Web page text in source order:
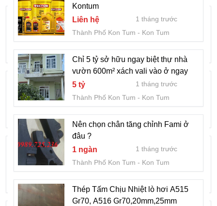
Bán thùng nhựa trong, thùng nhựa trong
có bánh xe giá sốc
Liên hệ
2 tháng trước
Thành Phố Kon Tum
Kon Tum
Diện tích khủng 225m2 (ngang 18m, dài
14m), thổ cư 100%,
3,1 tỷ
2 tháng trước
Thành Phố Kon Tum
Cơ hội hiếm có để sở hữu một lô đất đẹp
với mức giá cực kỳ hấp dẫn
3,2 tỷ
2 tháng trước
Thành Phố Kon Tum
Kontum
Liên hệ
1 tháng trước
Thành Phố Kon Tum
Kon Tum
Chỉ 5 tỷ sở hữu ngay biệt thự nhà
vườn 600m² xách vali vào ở ngay
5 tỷ
1 tháng trước
Thành Phố Kon Tum
Kon Tum
Nên chọn chân tăng chỉnh Fami ở
đâu ?
1 ngàn
1 tháng trước
Thành Phố Kon Tum
Kon Tum
Thép Tấm Chịu Nhiệt lò hơi A515
Gr70, A516 Gr70,20mm,25mm